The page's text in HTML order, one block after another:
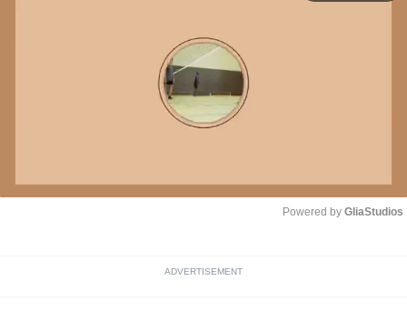
Powered by GliaStudios
ADVERTISEMENT